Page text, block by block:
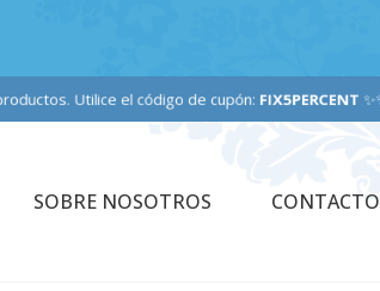
Utilice el código de cupón:FIX5PERCENT✨✨
SOBRE NOSOTROS CONTACTO